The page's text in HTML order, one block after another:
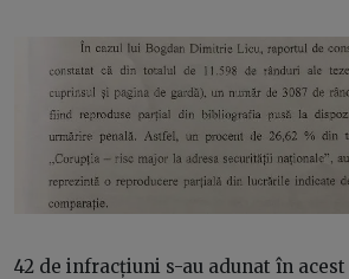
42 de infracțiuni s-au adunat în acest